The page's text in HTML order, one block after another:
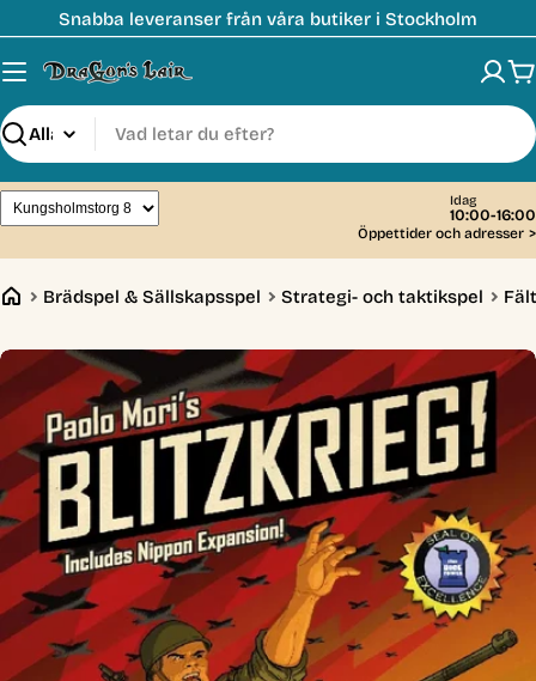
till
innehåll
Snabba leveranser från våra butiker i Stockholm
Sök
Idag
10:00-16:00
Öppettider och adresser >
Brädspel & Sällskapsspel Strategi- och taktikspel
media 0 i modal